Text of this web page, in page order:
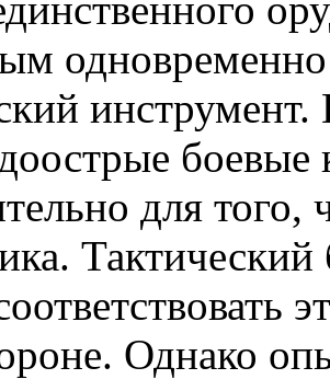
боевые
для того,
Однако